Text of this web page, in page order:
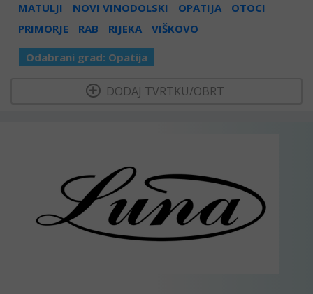
MATULJI
NOVI VINODOLSKI OPATIJA
OTOCI
PRIMORJE
RAB RIJEKA VIŠKOVO
Odabrani grad: Opatija
DODAJ TVRTKU/OBRT